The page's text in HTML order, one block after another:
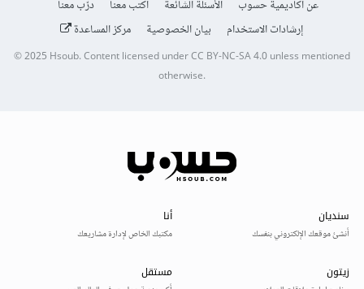
عن أكاديمية حسوب الأسئلة الشائعة اكتب معنا
درّب معنا
إرشادات الاستخدام
بيان الخصوصية مركز المساعدة
© 2025Hsoub.Content licensed underCC BY-NC-SA 4.0unless mentioned
otherwise.